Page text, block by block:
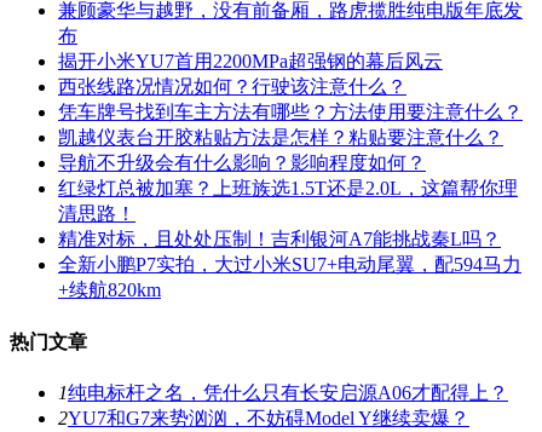
兼顾豪华与越野，没有前备厢，路虎揽胜纯电版年底发
布
揭开小米YU7首用2200MPa超强钢的幕后风云
西张线路况情况如何？行驶该注意什么？
凭车牌号找到车主方法有哪些？方法使用要注意什么？
凯越仪表台开胶粘贴方法是怎样？粘贴要注意什么？
导航不升级会有什么影响？影响程度如何？
红绿灯总被加塞？上班族选1.5T还是2.0L，这篇帮你理
清思路！
精准对标，且处处压制！吉利银河A7能挑战秦L吗？
全新小鹏P7实拍，大过小米SU7+电动尾翼，配594马力
+续航820km
热门文章
1纯电标杆之名，凭什么只有长安启源A06才配得上？
2YU7和G7来势汹汹，不妨碍Model Y继续卖爆？